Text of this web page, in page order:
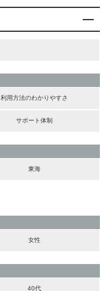
利用方法のわかりやすさ
サポート体制
東海
女性
40代